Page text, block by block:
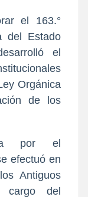
el 163.°
del Estado
el
Orgánica
de los
por el
efectuó en
Antiguos
cargo del